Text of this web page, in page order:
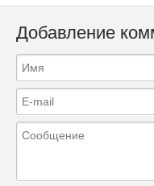
Добавление